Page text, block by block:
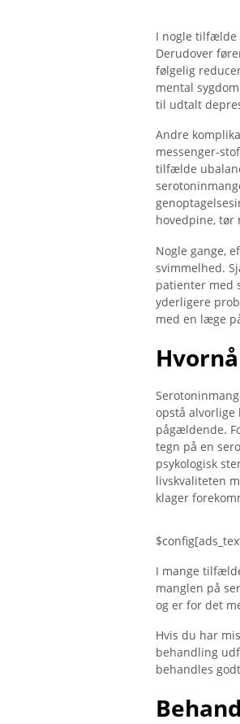
I nogle tilfælde
Derudover
følgelig
mental
til udtalt
Andre
messenger-
tilfælde
hovedpine, tør
Nogle gange,
svimmelhed.
patienter med
yderligere
med en læge
opstå alvorlige
pågældende.
tegn på en
psykologisk
livskvaliteten
klager
I mange
manglen på
og er for det
Hvis du har
behandling
behandles